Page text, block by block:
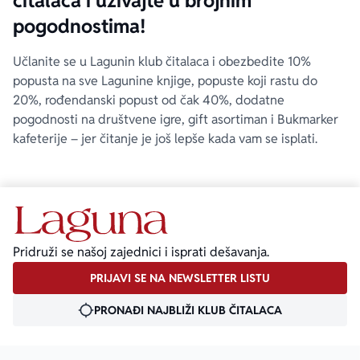
pogodnostima!
Učlanite se u Lagunin klub čitalaca i obezbedite 10%
popusta na sve Lagunine knjige, popuste koji rastu do
20%, rođendanski popust od čak 40%, dodatne
pogodnosti na društvene igre, gift asortiman i Bukmarker
kafeterije – jer čitanje je još lepše kada vam se isplati.
Pridruži se našoj zajednici i isprati dešavanja.
PRIJAVI SE NA NEWSLETTER LISTU
PRONAĐI NAJBLIŽI KLUB ČITALACA